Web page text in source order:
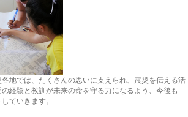
地では、たくさんの思いに支えられ、震災を伝える活
経験と教訓が未来の命を守る力になるよう、今後も
ていきます。